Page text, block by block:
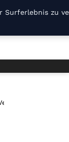
vor
Surferlebnis zu